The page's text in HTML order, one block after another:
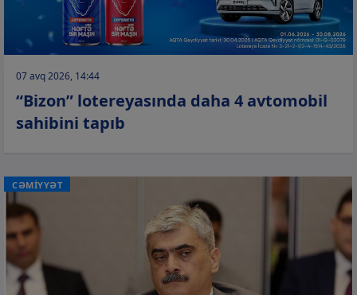
07 avq 2026, 14:44
“Bizon” lotereyasında daha 4 avtomobil
sahibini tapıb
CƏMİYYƏT